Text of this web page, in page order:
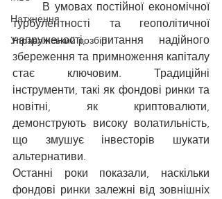
Натхнення
Управлінський розбір
турбулентності та геополітичної
напруженості, питання надійного
збереження та примноження капіталу
стає ключовим. Традиційні
інструменти, такі як фондові ринки та
новітні, як криптовалюти,
демонструють високу волатильність,
що змушує інвесторів шукати
альтернативи.
Останні роки показали, наскільки
фондові ринки залежні від зовнішніх